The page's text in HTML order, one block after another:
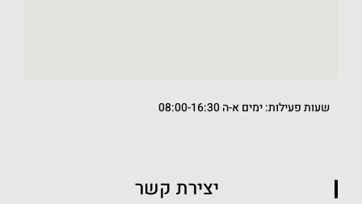
שעות פעילות: ימים א-ה 08:00-16:30
יצירת קשר